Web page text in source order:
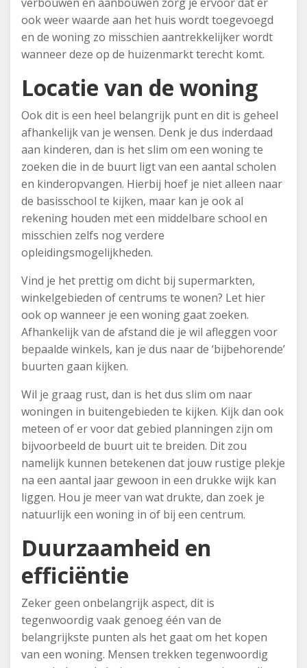
ook weer waarde aan het huis wordt toegevoegd
en de woning zo misschien aantrekkelijker wordt
wanneer deze op de huizenmarkt terecht komt.
Locatie van de woning
Ook dit is een heel belangrijk punt en dit is geheel
afhankelijk van je wensen. Denk je dus inderdaad
aan kinderen, dan is het slim om een woning te
zoeken die in de buurt ligt van een aantal scholen
en kinderopvangen. Hierbij hoef je niet alleen naar
de basisschool te kijken, maar kan je ook al
rekening houden met een middelbare school en
misschien zelfs nog verdere
opleidingsmogelijkheden.
Vind je het prettig om dicht bij supermarkten,
winkelgebieden of centrums te wonen? Let hier
ook op wanneer je een woning gaat zoeken.
Afhankelijk van de afstand die je wil afleggen voor
bepaalde winkels, kan je dus naar de ‘bijbehorende’
buurten gaan kijken.
Wil je graag rust, dan is het dus slim om naar
woningen in buitengebieden te kijken. Kijk dan ook
meteen of er voor dat gebied planningen zijn om
bijvoorbeeld de buurt uit te breiden. Dit zou
namelijk kunnen betekenen dat jouw rustige plekje
na een aantal jaar gewoon in een drukke wijk kan
liggen. Hou je meer van wat drukte, dan zoek je
natuurlijk een woning in of bij een centrum.
Duurzaamheid en
efficiëntie
Zeker geen onbelangrijk aspect, dit is
tegenwoordig vaak genoeg één van de
belangrijkste punten als het gaat om het kopen
van een woning. Mensen trekken tegenwoordig